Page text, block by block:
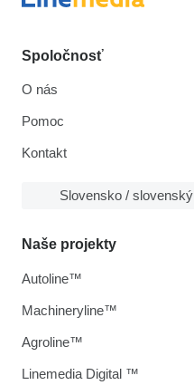
Spoločnosť
O nás
Pomoc
Kontakt
Slovensko / slovenský
Naše projekty
Autoline™
Machineryline™
Agroline™
Linemedia Digital ™